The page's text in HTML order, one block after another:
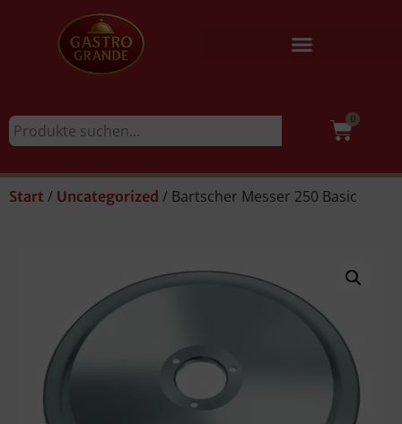
0
Start / Uncategorized / Bartscher Messer 250 Basic